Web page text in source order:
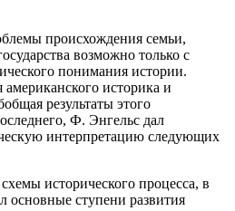
происхождения семьи,
возможно только с
понимания истории.
историка и
результаты этого
Ф. Энгельс дал
интерпретацию следующих
исторического процесса, в
основные ступени развития